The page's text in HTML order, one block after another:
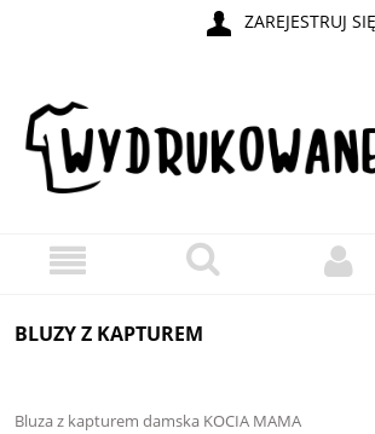
ZAREJESTRUJ SIĘ
BLUZY Z KAPTUREM
Bluza z kapturem damska KOCIA MAMA